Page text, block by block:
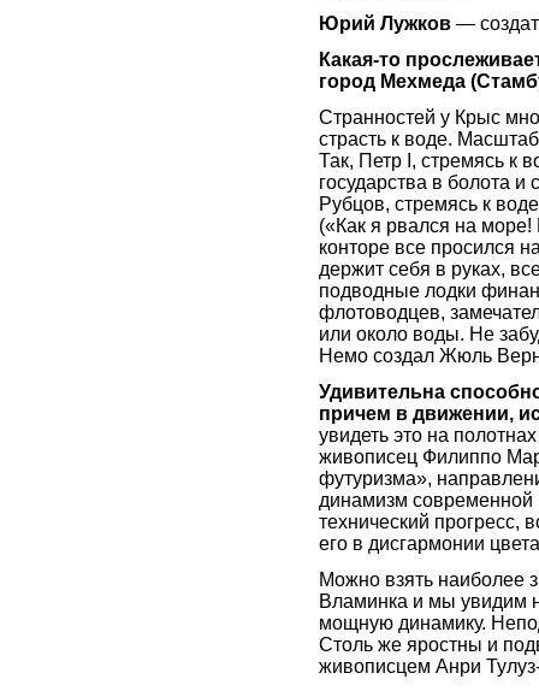
Юрий Лужков —
Какая-то
город Мехмеда
Странностей у Крыс
страсть к воде.
Так, Петр I, стремясь к
государства в болота
Рубцов, стремясь к
(«Как я рвался на
конторе все просился
держит себя в руках,
подводные лодки
флотоводцев,
или около воды. Не
Немо создал Жюль
Удивительна
причем в движении,
увидеть это на
живописец Филиппо
футуризма»,
динамизм современной
технический прогресс,
его в дисгармонии
Можно взять наиболее
Вламинка и мы увидим
мощную динамику.
Столь же яростны и
живописцем Анри